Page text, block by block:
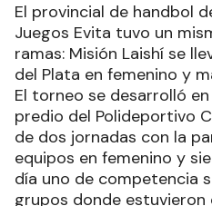
El provincial de handbol
Juegos Evita tuvo un
ramas: Misión Laishí se
del Plata en femenino y
El torneo se desarrolló
predio del Polideportivo
de dos jornadas con la
equipos en femenino y
día uno de competencia
grupos donde